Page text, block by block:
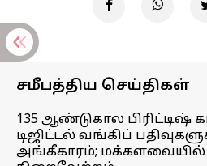
சமீபத்திய செய்திகள்
135 ஆண்டுகால பிரிட்டிஷ்
டிஜிட்டல் வங்கிப்
அங்கீகாரம்; மக்களவையில்